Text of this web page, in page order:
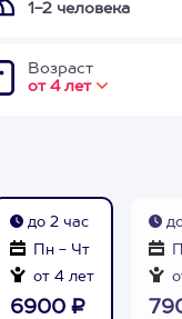
1-2 человека
Возраст
от 4 лет
до 2 час
Пн - Чт
от 4 лет
6900 ₽